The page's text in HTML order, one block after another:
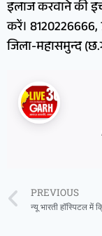
इलाज करवाने की
करें। 8120226666,
जिला-महासमुन्द
PREVIOUS